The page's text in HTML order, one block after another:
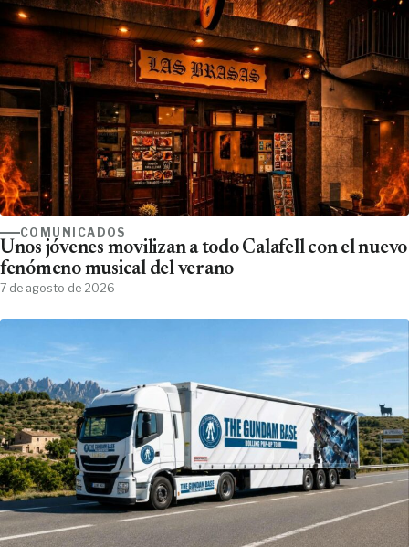
COMUNICADOS
Unos jóvenes movilizan a todo Calafell con el nuevo
fenómeno musical del verano
7 de agosto de 2026